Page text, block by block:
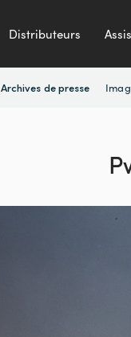
Distributeurs
Archives de presse